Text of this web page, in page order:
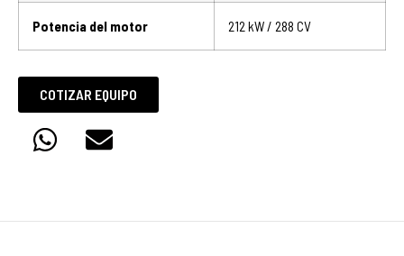
Potencia del motor 212 kW / 288 CV
COTIZAR EQUIPO